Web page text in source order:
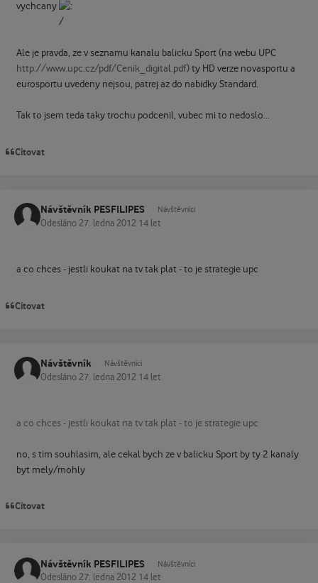
vychcany
Ale je pravda, ze v seznamu kanalu balicku Sport (na webu UPC
http://www.upc.cz/pdf/Cenik_digital.pdf) ty HD verze novasportu a
eurosportu uvedeny nejsou, patrej az do nabidky Standard.
Tak to jsem teda taky trochu podcenil, vubec mi to nedoslo...
Citovat
Návštěvník PESFILIPES Návštěvníci
Odesláno 27. ledna 2012 14 let
a co chces - jestli koukat na tv tak plat - to je strategie upc
Citovat
Návštěvník Návštěvníci
Odesláno 27. ledna 2012 14 let
a co chces - jestli koukat na tv tak plat - to je strategie upc
no, s tim souhlasim, ale cekal bych ze v balicku Sport by ty 2 kanaly
byt mely/mohly
Citovat
Návštěvník PESFILIPES Návštěvníci
Odesláno 27. ledna 2012 14 let